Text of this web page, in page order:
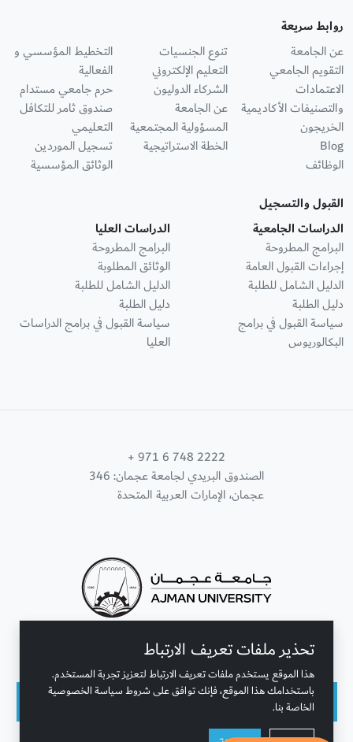
تحذير ملفات تعريف الارتباط
هذا الموقع يستخدم ملفات تعريف الارتباط لتعزيز تجربة المستخدم.
باستخدامك هذا الموقع، فإنك توافق على شروط سياسة الخصوصية
الخاصة بنا.
روابط سريعة
عن الجامعة
التقويم الجامعي
الاعتمادات
والتصنيفات الأكاديمية
الخريجون
Blog
الوظائف
تنوع الجنسيات
التعليم الإلكتروني
الشركاء الدوليون
عن الجامعة
المسؤولية المجتمعية
الخطة الاستراتيجية
التخطيط المؤسسي و
الفعالية
حرم جامعي مستدام
صندوق ثامر للتكافل
التعليمي
تسجيل الموردين
الوثائق المؤسسية
القبول والتسجيل
الدراسات الجامعية
البرامج المطروحة
إجراءات القبول العامة
الدليل الشامل للطلبة
دليل الطلبة
سياسة القبول في برامج
البكالوريوس
الدراسات العليا
البرامج المطروحة
الوثائق المطلوبة
الدليل الشامل للطلبة
دليل الطلبة
سياسة القبول في برامج الدراسات
العليا
+ 971 6 748 2222
الصندوق البريدي لجامعة عجمان: 346
عجمان، الإمارات العربية المتحدة
تواصل معنا
حقوق النشر محفوظة © جامعة عجمان 2001 - 2026